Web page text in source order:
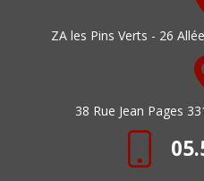
ZA les Pins Verts - 26
38 Rue Jean Pages